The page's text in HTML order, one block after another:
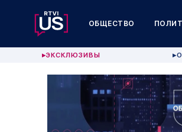
ОБЩЕСТВО
▶ЭКСКЛЮЗИВЫ ▶